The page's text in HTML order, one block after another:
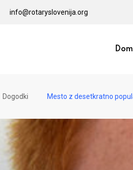
info@rotaryslovenija.org
Dogodki Mesto z desetkratno